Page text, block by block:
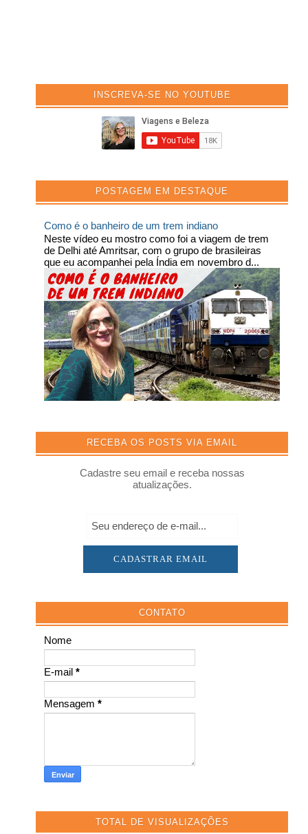
INSCREVA-SE NO YOUTUBE
POSTAGEM EM DESTAQUE
Como é o banheiro de um trem indiano
Neste vídeo eu mostro como foi a viagem de trem
de Delhi até Amritsar, com o grupo de brasileiras
que eu acompanhei pela Índia em novembro d...
RECEBA OS POSTS VIA EMAIL
Cadastre seu email e receba nossas
atualizações.
CONTATO
Nome
E-mail*
Mensagem*
TOTAL DE VISUALIZAÇÕES